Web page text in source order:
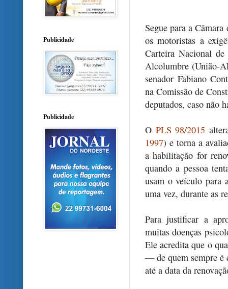
Segue para a
os motoristas a
Carteira Nacional
Alcolumbre (União-
senador Fabiano
na Comissão de
deputados, caso não
O PLS 98/2015
1997) e torna a
a habilitação for
quando a pessoa
usam o veículo para
uma vez, durante as
Para justificar a
muitas doenças
Ele acredita que o
— de quem sempre é
até a data da
Publicidade
Publicidade